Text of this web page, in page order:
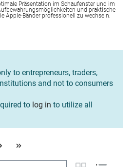
Präsentation im Schaufenster und im
und praktische
Apple-Bänder professionell zu wechseln.
to entrepreneurs, traders,
and not to consumers
to log in to utilize all